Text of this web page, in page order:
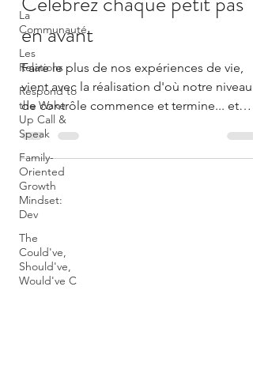
La
Communauté
Les
Relations
Respond to
the Wake
Up Call &
Speak
Family-
Oriented
Growth
Mindset:
Dev
The
Could've,
Should've,
Would've C
en avant
Faire le plus de nos expériences de vie,
vient avec la réalisation d'où notre niveau
de contrôle commence et termine... et
d'être en accord